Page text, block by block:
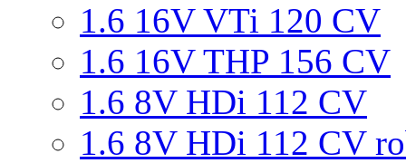
1.6 16V VTi 120 CV
1.6 16V THP 156 CV
1.6 8V HDi 112 CV
1.6 8V HDi 112 CV